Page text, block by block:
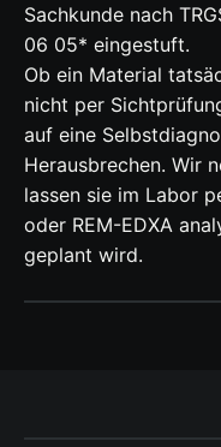
Sachkunde nach
06 05* eingestuft.
Ob ein Material
nicht per
auf eine
Herausbrechen. Wir
lassen sie im Labor
oder REM-EDXA
geplant wird.